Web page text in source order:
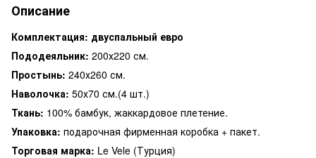
Описание
Комплектация: двуспальный евро
Пододеяльник: 200х220 см.
Простынь: 240х260 см.
Наволочка: 50х70 см.(4 шт.)
Ткань: 100% бамбук, жаккардовое плетение.
Упаковка: подарочная фирменная коробка + пакет.
Торговая марка: Le Vele (Турция)